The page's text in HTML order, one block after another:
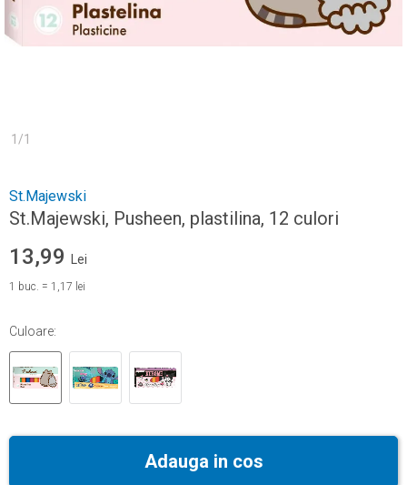
1 /1
St.Majewski
St.Majewski, Pusheen, plastilina, 12 culori
13,99 Lei
1 buc. = 1,17 lei
Culoare:
Adauga in cos